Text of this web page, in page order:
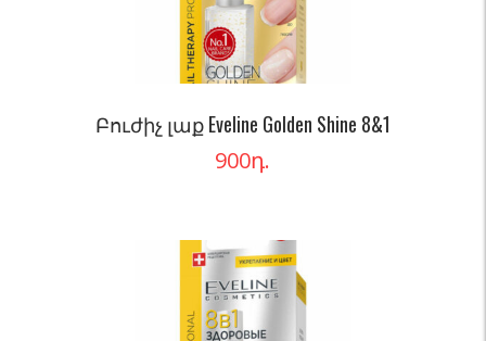
Բուժիչ լաք Eveline Golden Shine 8&1
900դ.